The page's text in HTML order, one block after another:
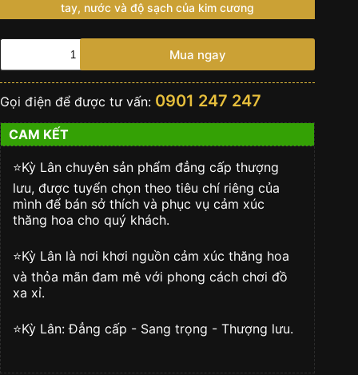
tay, nước và độ sạch của kim cương
Đồng
Égérie
Self
Winding
mặt
full
kim
số
lượng
Mua ngay
Gọi điện để được tư vấn: 0901 247 247
CAM KẾT
⭐️Kỳ Lân chuyên sản phẩm đẳng cấp thượng
lưu, được tuyển chọn theo tiêu chí riêng của
mình để bán sở thích và phục vụ cảm xúc
thăng hoa cho quý khách.
⭐️Kỳ Lân là nơi khơi nguồn cảm xúc thăng hoa
và thỏa mãn đam mê với phong cách chơi đồ
xa xỉ.
⭐️Kỳ Lân: Đẳng cấp - Sang trọng - Thượng lưu.